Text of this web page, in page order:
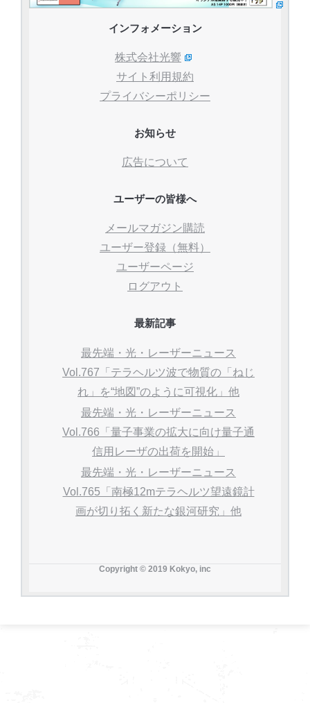
インフォメーション
株式会社光響
サイト利用規約
プライバシーポリシー
お知らせ
広告について
ユーザーの皆様へ
メールマガジン購読
ユーザー登録（無料）
ユーザーページ
ログアウト
最新記事
最先端・光・レーザーニュース
Vol.767「テラヘルツ波で物質の「ねじ
れ」を“地図”のように可視化」他
最先端・光・レーザーニュース
Vol.766「量子事業の拡大に向け量子通
信用レーザの出荷を開始」
最先端・光・レーザーニュース
Vol.765「南極12mテラヘルツ望遠鏡計
画が切り拓く新たな銀河研究」他
Copyright © 2019 Kokyo, inc